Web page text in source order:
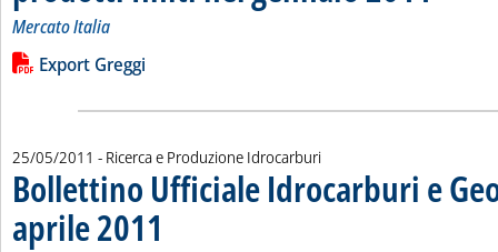
Mercato Italia
Leggi tutta la notizia: 'Le esportazioni di greggio,
Lista allegati PDF alla notizia
Export Greggi
25/05/2011 - Ricerca e Produzione Idrocarburi
Bollettino Ufficiale Idrocarburi e
aprile 2011